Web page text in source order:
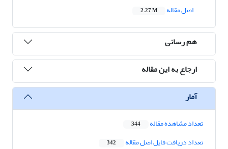
اصل مقاله
2.27 M
هم رسانی
ارجاع به این مقاله
آمار
تعداد مشاهده مقاله 344
تعداد دریافت فایل اصل مقاله 342